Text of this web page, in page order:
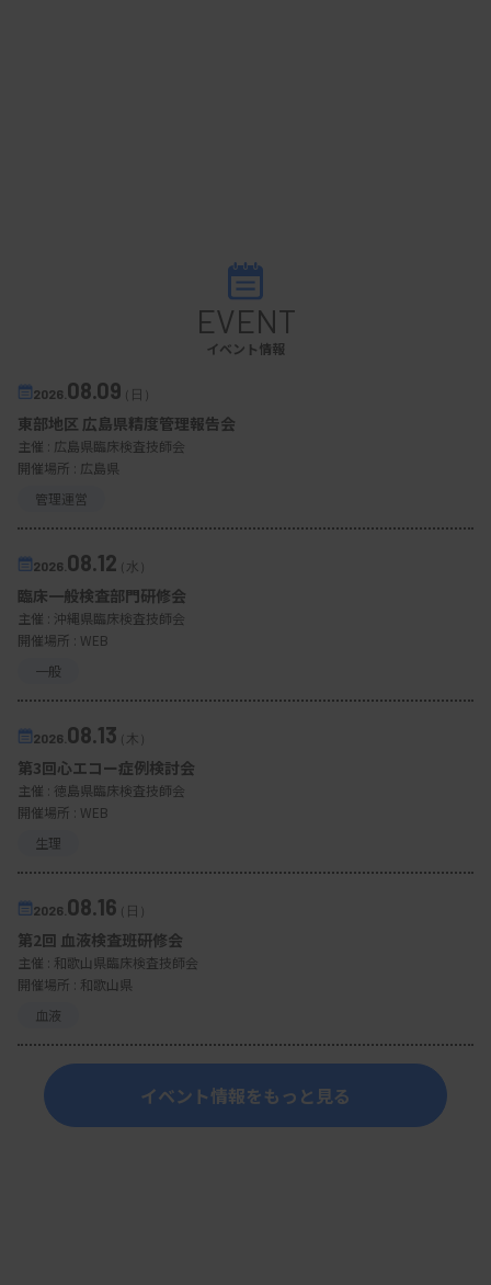
血の状況を図で示し、一覧性を高める工夫も盛り込
7月から4施設で試行
2024年7月からは、医師会役員の4施設で特定健康
診査を受ける住民に対して、歯周病検診の受診を勧
める試行運用を開始している。生活習慣病との関連
性を説明し、唾液検査を促して意識付けを図る。作
成した判定基準も試行運用し、改善点を洗い出す。
歯周病検診を市民へ普及させていくためには、行
政サービスとしての検診に位置付けてもらうことも
重要となる。西宮市では、歯周疾患検診を一定の年
齢での節目検診として実施しているが、検診の内容
は、歯科医療機関で完結する一般的な内容にとどま
る。このため、同市医師会と歯科医師会は、歯周病
検診を行政検診の一つとするよう以前から要望。今
年度は、受診者が低い負担額で検診を受けられるよ
うな財政措置を含めて要望することにしている（図
2）。
EVENT
イベント情報
2026. 08.09（日）
東部地区 広島県精度管理報告会
主催 : 広島県臨床検査技師会
開催場所 : 広島県
管理運営
2026. 08.12（水）
臨床一般検査部門研修会
主催 : 沖縄県臨床検査技師会
開催場所 : WEB
一般
2026. 08.13（木）
第3回心エコー症例検討会
主催 : 徳島県臨床検査技師会
開催場所 : WEB
生理
2026. 08.16（日）
第2回 血液検査班研修会
主催 : 和歌山県臨床検査技師会
開催場所 : 和歌山県
血液
イベント情報をもっと見る